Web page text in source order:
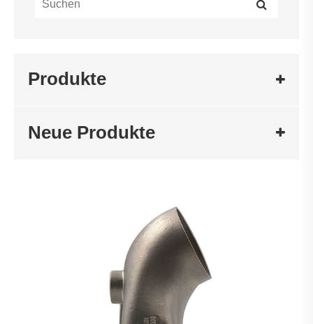
Produkte
Neue Produkte